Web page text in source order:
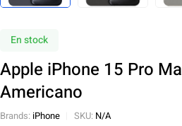
En stock
Apple iPhone 15 Pro
Americano
Brands: iPhone SKU: N/A